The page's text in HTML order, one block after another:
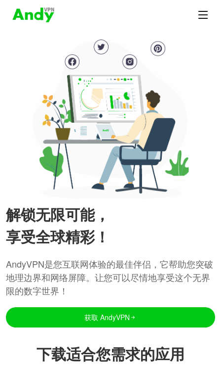
解锁无限可能，
享受全球精彩！
AndyVPN是您互联网体验的最佳伴侣，它帮助您突破
地理边界和网络屏障。让您可以尽情地享受这个无界
限的数字世界！
获取 AndyVPN
下载适合您需求的应用